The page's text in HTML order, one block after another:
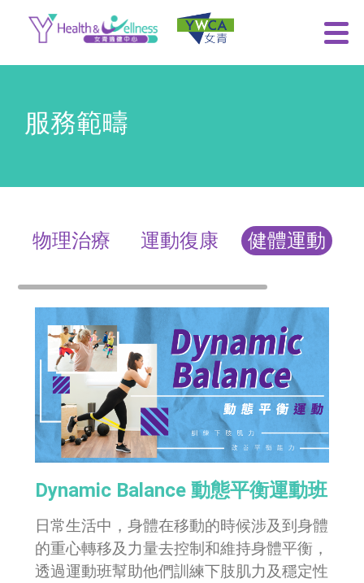
服務範疇
物理治療 運動復康 健體運動
Dynamic Balance 動態平衡運動班
日常生活中，身體在移動的時候涉及到身體
的重心轉移及力量去控制和維持身體平衡，
透過運動班幫助他們訓練下肢肌力及穩定性